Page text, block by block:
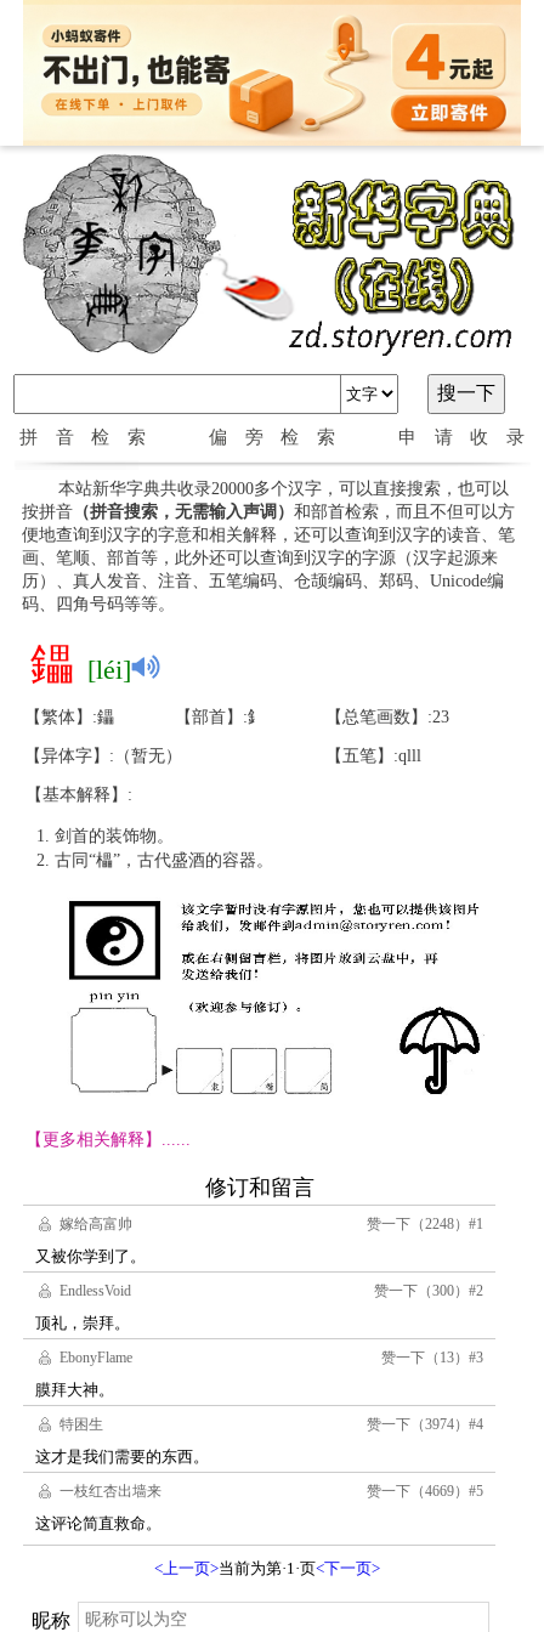
拼音检索 偏旁检索 申请收录
本站新华字典共收录20000多个汉字，可以直接搜索，也可以
按拼音（拼音搜索，无需输入声调） 和部首检索，而且不但可以方
便地查询到汉字的字意和相关解释，还可以查询到汉字的读音、笔
画、笔顺、部首等，此外还可以查询到汉字的字源（汉字起源来
历）、真人发音、注音、五笔编码、仓颉编码、郑码、Unicode编
码、四角号码等等。
鑘 [léi]
【繁体】:鑘 【部首】:釒 【总笔画数】:23
【异体字】:（暂无） 【五笔】:qlll
【基本解释】:
剑首的装饰物。
古同“櫑”，古代盛酒的容器。
【更多相关解释】......